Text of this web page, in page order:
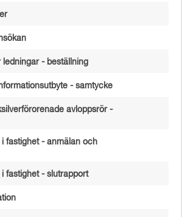
ledningar - beställning
- samtycke
avloppsrör -
fastighet - anmälan och
fastighet - slutrapport